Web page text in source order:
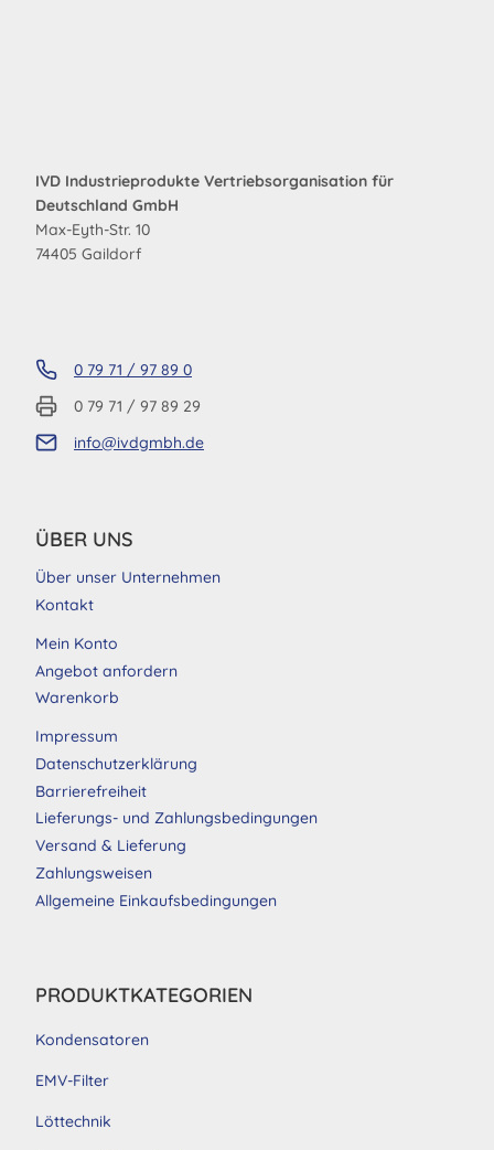
IVD Industrieprodukte Vertriebsorganisation für
Deutschland GmbH
Max-Eyth-Str. 10
74405 Gaildorf
0 79 71 / 97 89 0
0 79 71 / 97 89 29
info@ivdgmbh.de
ÜBER UNS
Über unser Unternehmen
Kontakt
Mein Konto
Angebot anfordern
Warenkorb
Impressum
Datenschutzerklärung
Barrierefreiheit
Lieferungs- und Zahlungsbedingungen
Versand & Lieferung
Zahlungsweisen
Allgemeine Einkaufsbedingungen
PRODUKTKATEGORIEN
Kondensatoren
EMV-Filter
Löttechnik